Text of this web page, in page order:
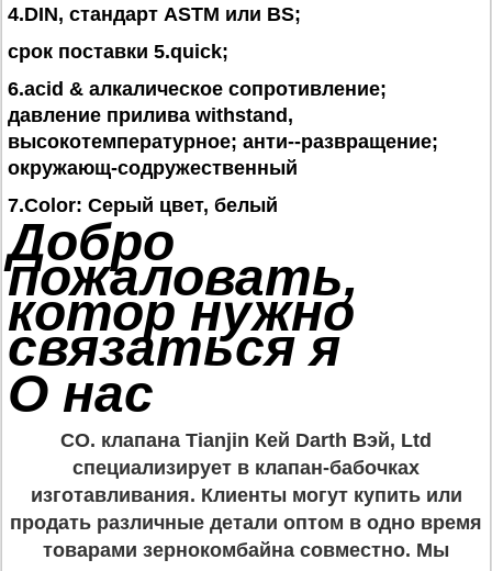
4.DIN, стандарт ASTM или BS;
срок поставки 5.quick;
6.acid & алкалическое сопротивление;
давление прилива withstand,
высокотемпературное; анти--развращение;
окружающ-содружественный
7.Color: Серый цвет, белый
Добро
пожаловать,
котор нужно
связаться я
О нас
CO. клапана Tianjin Кей Darth Вэй, Ltd
специализирует в клапан-бабочках
изготавливания. Клиенты могут купить или
продать различные детали оптом в одно время
товарами зернокомбайна совместно. Мы